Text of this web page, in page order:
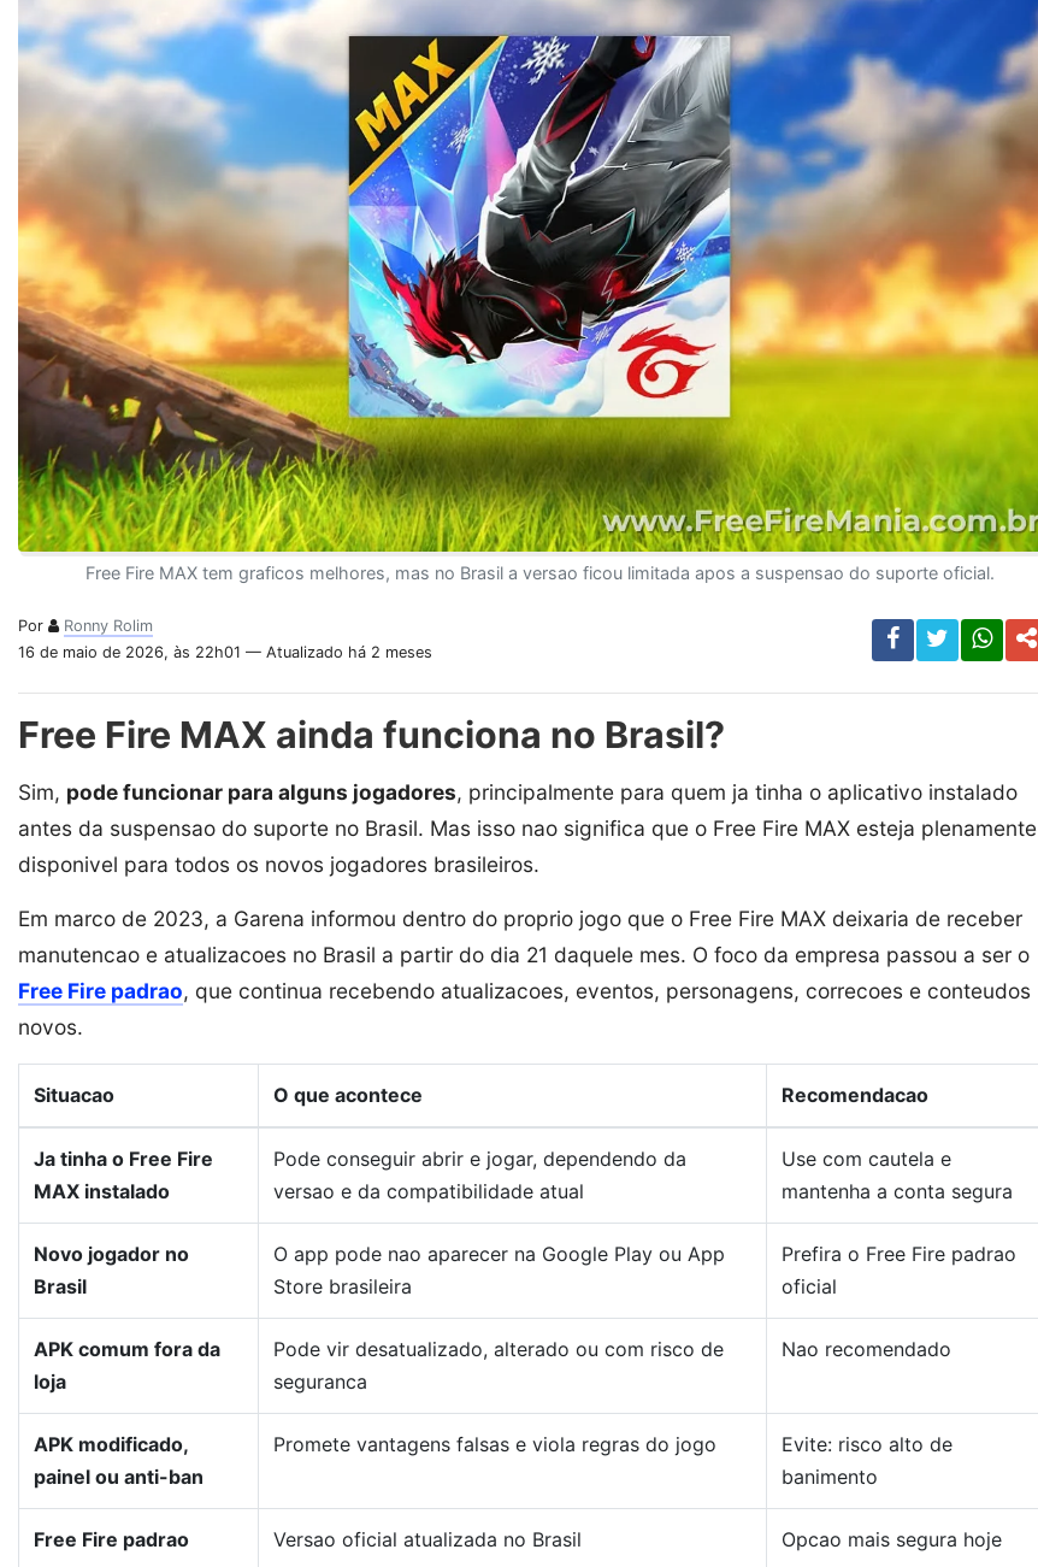
Free Fire MAX tem graficos melhores, mas no Brasil a versao ficou limitada apos a suspensao do suporte oficial.
Por
Ronny Rolim
16 de maio de 2026, às 22h01 — Atualizado há 2 meses
Free Fire MAX ainda funciona no Brasil?
Sim, pode funcionar para alguns jogadores, principalmente para quem ja tinha o aplicativo instalado
antes da suspensao do suporte no Brasil. Mas isso nao significa que o Free Fire MAX esteja plenamente
disponivel para todos os novos jogadores brasileiros.
Em marco de 2023, a Garena informou dentro do proprio jogo que o Free Fire MAX deixaria de receber
manutencao e atualizacoes no Brasil a partir do dia 21 daquele mes. O foco da empresa passou a ser o
Free Fire padrao, que continua recebendo atualizacoes, eventos, personagens, correcoes e conteudos
novos.
Situacao O que acontece Recomendacao
Ja tinha o Free Fire
MAX instalado
Pode conseguir abrir e jogar, dependendo da
versao e da compatibilidade atual
Use com cautela e
mantenha a conta segura
Novo jogador no
Brasil
O app pode nao aparecer na Google Play ou App
Store brasileira
Prefira o Free Fire padrao
oficial
APK comum fora da
loja
Pode vir desatualizado, alterado ou com risco de
seguranca
Nao recomendado
APK modificado,
painel ou anti-ban
Promete vantagens falsas e viola regras do jogo
Evite: risco alto de
banimento
Free Fire padrao Versao oficial atualizada no Brasil Opcao mais segura hoje